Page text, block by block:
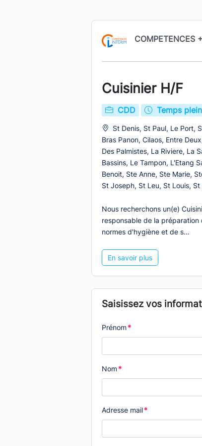
COMPETENCES
Cuisinier H/F
CDD Temps plein
St Denis, St Paul, Le Port,
Bras Panon, Cilaos, Entre
Des Palmistes, La Riviere, La
Bassins, Le Tampon, L'Etang
Benoit, Ste Anne, Ste Marie,
St Joseph, St Leu, St Louis,
Nous recherchons un(e)
responsable de la
normes d'hygiène et de s…
En savoir plus
Saisissez vos
Prénom*
Nom*
Adresse mail*